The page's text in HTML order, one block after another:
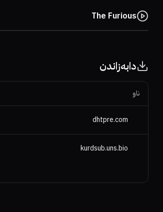
The Furious
دابەزاندن
ناو
dhtpre.com
kurdsub.uns.bio